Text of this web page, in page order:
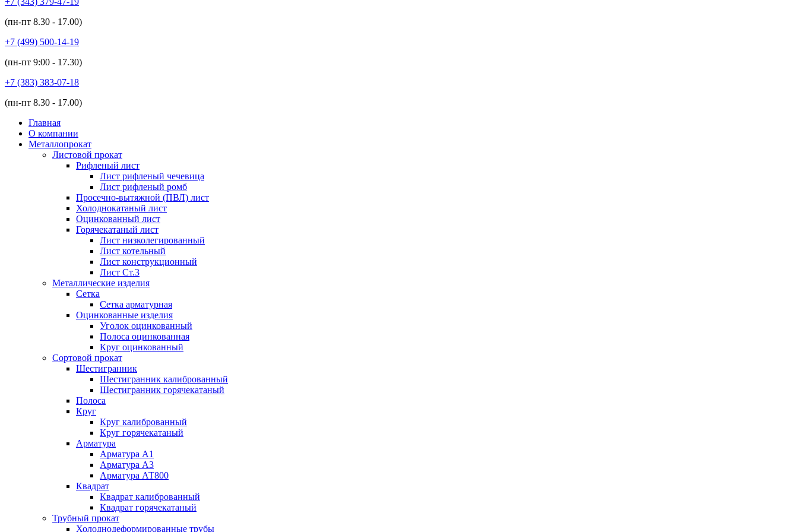
(пн-пт 8.30 - 17.00)
+7 (499) 500-14-19
(пн-пт 9:00 - 17.30)
+7 (383) 383-07-18
(пн-пт 8.30 - 17.00)
Главная
О компании
Металлопрокат
Листовой прокат
Рифленый лист
Лист рифленый чечевица
Лист рифленый ромб
Просечно-вытяжной (ПВЛ) лист
Холоднокатаный лист
Оцинкованный лист
Горячекатаный лист
Лист низколегированный
Лист котельный
Лист конструкционный
Лист Ст.3
Металлические изделия
Сетка
Сетка арматурная
Оцинкованные изделия
Уголок оцинкованный
Полоса оцинкованная
Круг оцинкованный
Сортовой прокат
Шестигранник
Шестигранник калиброванный
Шестигранник горячекатаный
Полоса
Круг
Круг калиброванный
Круг горячекатаный
Арматура
Арматура А1
Арматура А3
Арматура АТ800
Квадрат
Квадрат калиброванный
Квадрат горячекатаный
Трубный прокат
Холоднодеформированные трубы